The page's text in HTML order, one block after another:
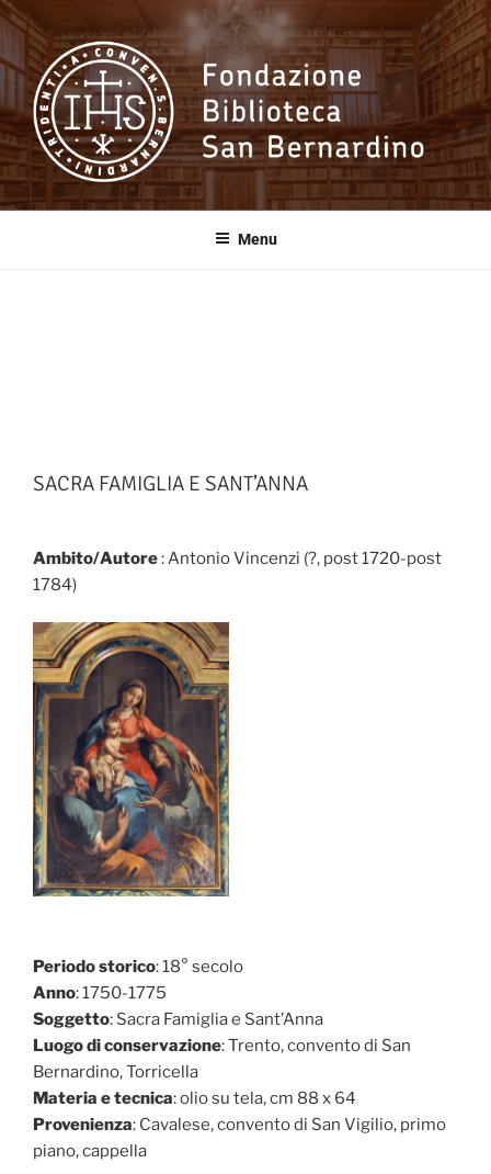
Salta
contenuto
Fondazione
Biblioteca SanMenu
SACRA FAMIGLIA E SANT’ANNA
Ambito/Autore: Antonio Vincenzi (?, post 1720-post
1784)
Periodo storico: 18° secolo
Anno: 1750-1775
Soggetto: Sacra Famiglia e Sant’Anna
Luogo di conservazione: Trento, convento di San
Bernardino, Torricella
Materia e tecnica: olio su tela, cm 88 x 64
Provenienza: Cavalese, convento di San Vigilio, primo
piano, cappella